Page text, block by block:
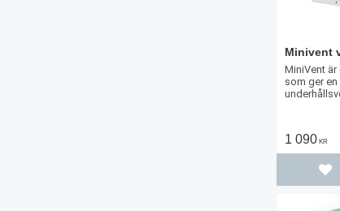
Minivent
MiniVent
som ger
1 090 KR